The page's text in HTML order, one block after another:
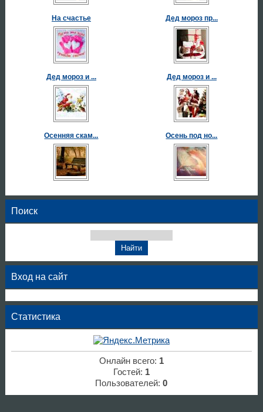
На счастье Дед мороз пр...
Дед мороз и ... Дед мороз и ...
Осенняя скам... Осень под но...
Поиск
Вход на сайт
Статистика
Онлайн всего: 1
Гостей: 1
Пользователей:0